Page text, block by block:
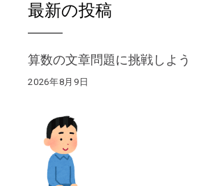
最新の投稿
算数の文章問題に挑戦しよう
2026年8月9日